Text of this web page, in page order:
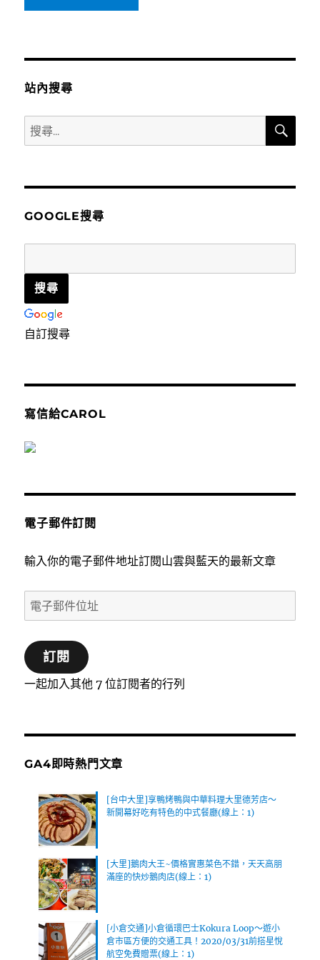
站內搜尋
搜
尋
鍵
搜
GOOGLE搜尋
自訂搜尋
寫信給CAROL
電子郵件訂閱
輸入你的電子郵件地址訂閱山雲與藍天的最新文章
電
子
郵
件
位
訂閱
一起加入其他 7 位訂閱者的行列
GA4即時熱門文章
[台中大里]享鴨烤鴨與中華料理大里德芳店～
新開幕好吃有特色的中式餐廳(線上：1)
[大里]鵝肉大王~價格實惠菜色不錯，天天高朋
滿座的快炒鵝肉店(線上：1)
[小倉交通]小倉循環巴士Kokura Loop～遊小
倉市區方便的交通工具！2020/03/31前搭星悅
航空免費贈票(線上：1)